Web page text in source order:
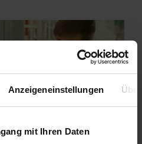
Anzeigeneinstellungen
mit Ihren Daten